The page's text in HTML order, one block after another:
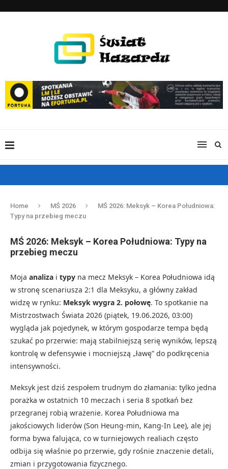
Home MŚ 2026
MŚ 2026: Meksyk – Korea Południowa:
Typy na przebieg meczu
MŚ 2026: Meksyk – Korea Południowa: Typy na
przebieg meczu
Moja analiza i typy na mecz Meksyk – Korea Południowa idą
w stronę scenariusza 2:1 dla Meksyku, a główny zakład
widzę w rynku: Meksyk wygra 2. połowę. To spotkanie na
Mistrzostwach Świata 2026 (piątek, 19.06.2026, 03:00)
wygląda jak pojedynek, w którym gospodarze tempa będą
szukać po przerwie: mają stabilniejszą serię wyników, lepszą
kontrolę w defensywie i mocniejszą „ławę” do podkręcenia
intensywności.
Meksyk jest dziś zespołem trudnym do złamania: tylko jedna
porażka w ostatnich 10 meczach i seria 8 spotkań bez
przegranej robią wrażenie. Korea Południowa ma
jakościowych liderów (Son Heung-min, Kang-In Lee), ale jej
forma bywa falująca, co w turniejowych realiach często
odbija się właśnie po przerwie, gdy rośnie znaczenie detali,
zmian i przygotowania fizycznego.